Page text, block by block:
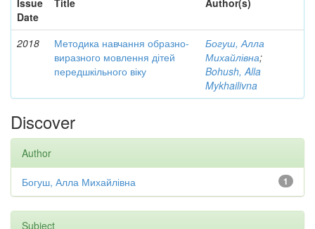
Issue
Date
Title Author(s)
2018
Методика навчання образно-
виразного мовлення дітей
передшкільного віку
Богуш, Алла
Михайлівна;
Bohush, Alla
Mykhailivna
Discover
Author
1
Богуш, Алла Михайлівна
Subject